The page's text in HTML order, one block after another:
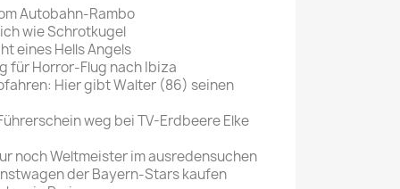
Magazine
Autobahn-Rambo
wie Schrotkugel
eines Hells Angels
für Horror-Flug nach Ibiza
Hier gibt Walter (86) seinen
weg bei TV-Erdbeere Elke
noch Weltmeister im ausredensuchen
der Bayern-Stars kaufen